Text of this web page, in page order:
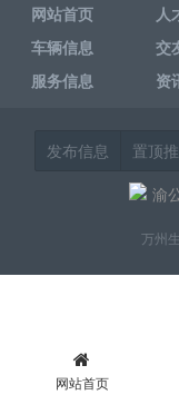
网站首页 人
车辆信息
交
服务信息
资
发布信息 置顶
渝
万州
网站首页